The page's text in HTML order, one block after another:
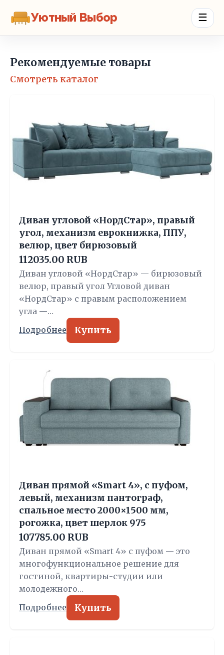
Уютный Выбор ☰
Рекомендуемые товары
Смотреть каталог
Диван угловой «НордСтар», правый
угол, механизм еврокнижка, ППУ,
велюр, цвет бирюзовый
112035.00 RUB
Диван угловой «НордСтар» — бирюзовый
велюр, правый угол Угловой диван
«НордСтар» с правым расположением
угла —…
Подробнее Купить
Диван прямой «Smart 4», с пуфом,
левый, механизм пантограф,
спальное место 2000×1500 мм,
рогожка, цвет шерлок 975
107785.00 RUB
Диван прямой «Smart 4» с пуфом — это
многофункциональное решение для
гостиной, квартиры-студии или
молодежного…
Подробнее Купить